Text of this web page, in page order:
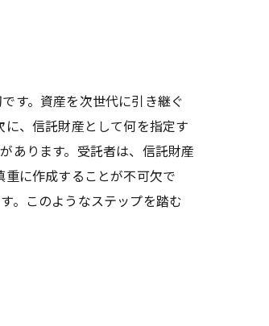
す。資産を次世代に引き継ぐ
、信託財産として何を指定す
あります。受託者は、信託財産
に作成することが不可欠で
。このようなステップを踏む